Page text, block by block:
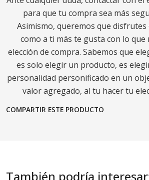
para que tu compra sea más
Asimismo, queremos que
como a ti más te gusta con lo que
elección de compra. Sabemos que
es solo elegir un producto, es
personalidad personificado en un
valor agregado, al tu hacer tu
COMPARTIR ESTE PRODUCTO
También podría